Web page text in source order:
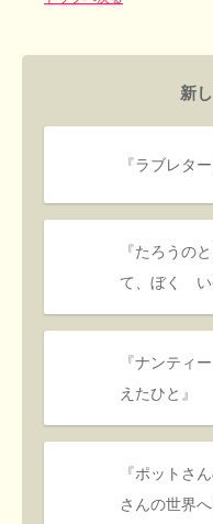
新
『ラブレタ
『たろうの
て、ぼく い
『ナンティ
えたひと』
『ポットさ
さんの世界